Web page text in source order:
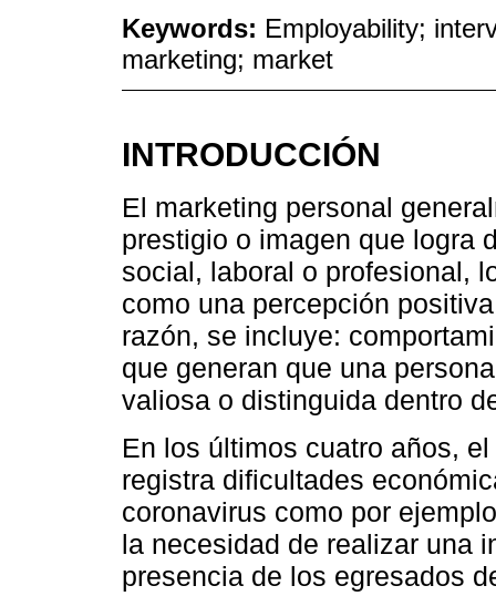
Keywords: Employability;
marketing; market
INTRODUCCIÓN
El marketing personal
prestigio o imagen que logra
social, laboral o profesional,
como una percepción
razón, se incluye:
que generan que una
valiosa o distinguida dentro
En los últimos cuatro años,
registra dificultades
coronavirus como por
la necesidad de realizar una
presencia de los egresados